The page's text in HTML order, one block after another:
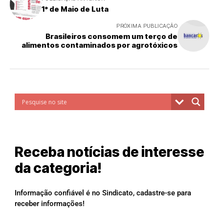
1° de Maio de Luta
PRÓXIMA PUBLICAÇÃO
Brasileiros consomem um terço de
alimentos contaminados por agrotóxicos
Receba notícias de interesse
da categoria!
Informação confiável é no Sindicato, cadastre-se para
receber informações!